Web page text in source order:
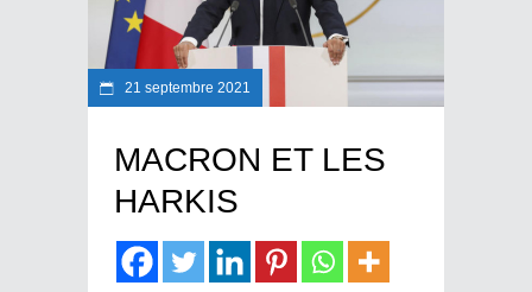
21 septembre 2021
MACRON ET LES
HARKIS